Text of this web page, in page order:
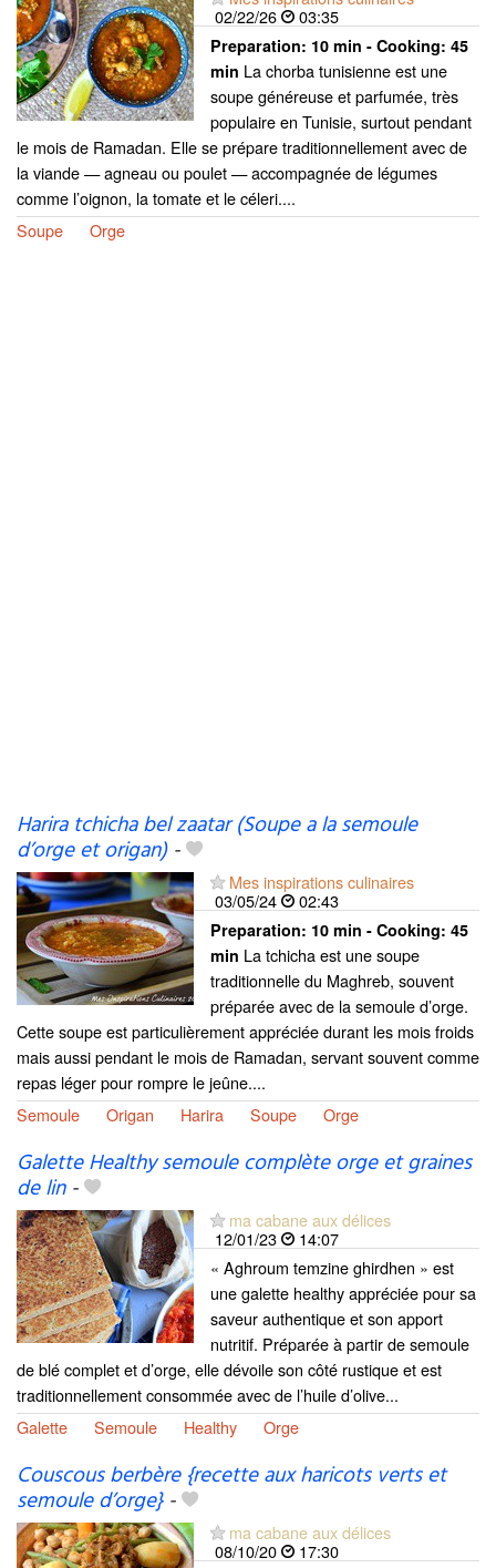
02/22/26
03:35
Preparation: 10 min - Cooking: 45
min La chorba tunisienne est une
soupe généreuse et parfumée, très
populaire en Tunisie, surtout pendant
le mois de Ramadan. Elle se prépare traditionnellement avec de
la viande — agneau ou poulet — accompagnée de légumes
comme l’oignon, la tomate et le céleri....
Soupe
Orge
Harira tchicha bel zaatar (Soupe a la semoule
d’orge et origan)-
Mes inspirations culinaires
03/05/24
02:43
Preparation: 10 min - Cooking: 45
min La tchicha est une soupe
traditionnelle du Maghreb, souvent
préparée avec de la semoule d’orge.
Cette soupe est particulièrement appréciée durant les mois froids
mais aussi pendant le mois de Ramadan, servant souvent comme
repas léger pour rompre le jeûne....
Semoule
Origan Harira Soupe Orge
Galette Healthy semoule complète orge et graines
de lin-
ma cabane aux délices
12/01/23
14:07
« Aghroum temzine ghirdhen » est
une galette healthy appréciée pour sa
saveur authentique et son apport
nutritif. Préparée à partir de semoule
de blé complet et d’orge, elle dévoile son côté rustique et est
traditionnellement consommée avec de l’huile d’olive...
Galette
Semoule Healthy Orge
Couscous berbère {recette aux haricots verts et
semoule d’orge}-
ma cabane aux délices
08/10/20
17:30